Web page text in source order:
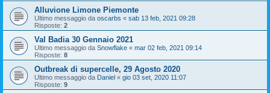
Alluvione Limone Piemonte
Ultimo messaggio da oscarbs « sab 13 feb, 2021 09:28
Risposte: 2
Val Badia 30 Gennaio 2021
Ultimo messaggio da Snowflake « mar 02 feb, 2021 09:14
Risposte: 8
Outbreak di supercelle, 29 Agosto 2020
Ultimo messaggio da Daniel « gio 03 set, 2020 11:07
Risposte: 9